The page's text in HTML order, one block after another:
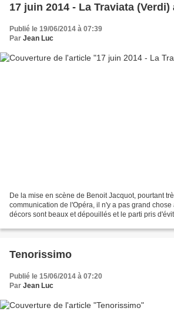
17 juin 2014 - La Traviata
Publié le 19/06/2014 à 07:39
Par Jean Luc
De la mise en scène de Benoit Jacquot, pourtant
communication de l'Opéra, il n'y a pas grand
décors sont beaux et dépouillés et le parti pris
Tenorissimo
Publié le 15/06/2014 à 07:20
Par Jean Luc